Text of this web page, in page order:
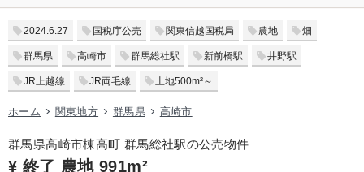
2024.6.27 国税庁公売 関東信越国税局 農地 畑
群馬県 高崎市 群馬総社駅 新前橋駅 井野駅
JR上越線 JR両毛線 土地500m²～
ホーム 関東地方 群馬県 高崎市
群馬県高崎市棟高町 群馬総社駅の公売物件
¥ 終了 農地 991m²